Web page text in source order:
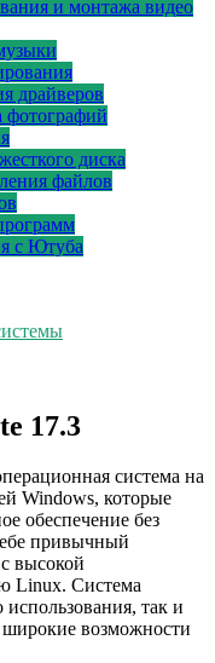
и монтажа видео
драйверов
фотографий
диска
файлов
с Ютуба
17.3
система на
Windows, которые
обеспечение без
привычный
высокой
Linux. Система
так и
широкие возможности